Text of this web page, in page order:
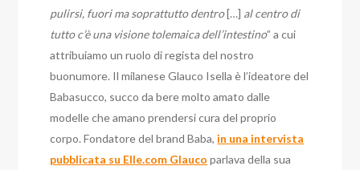
pulirsi, fuori ma soprattutto dentro[…] al centro di
tutto c’è una visione tolemaica dell’intestino” a cui
attribuiamo un ruolo di regista del nostro
buonumore. Il milanese Glauco Isella è l’ideatore del
Babasucco, succo da bere molto amato dalle
modelle che amano prendersi cura del proprio
corpo. Fondatore del brand Baba, in una intervista
pubblicata su Elle.com Glauco parlava della sua